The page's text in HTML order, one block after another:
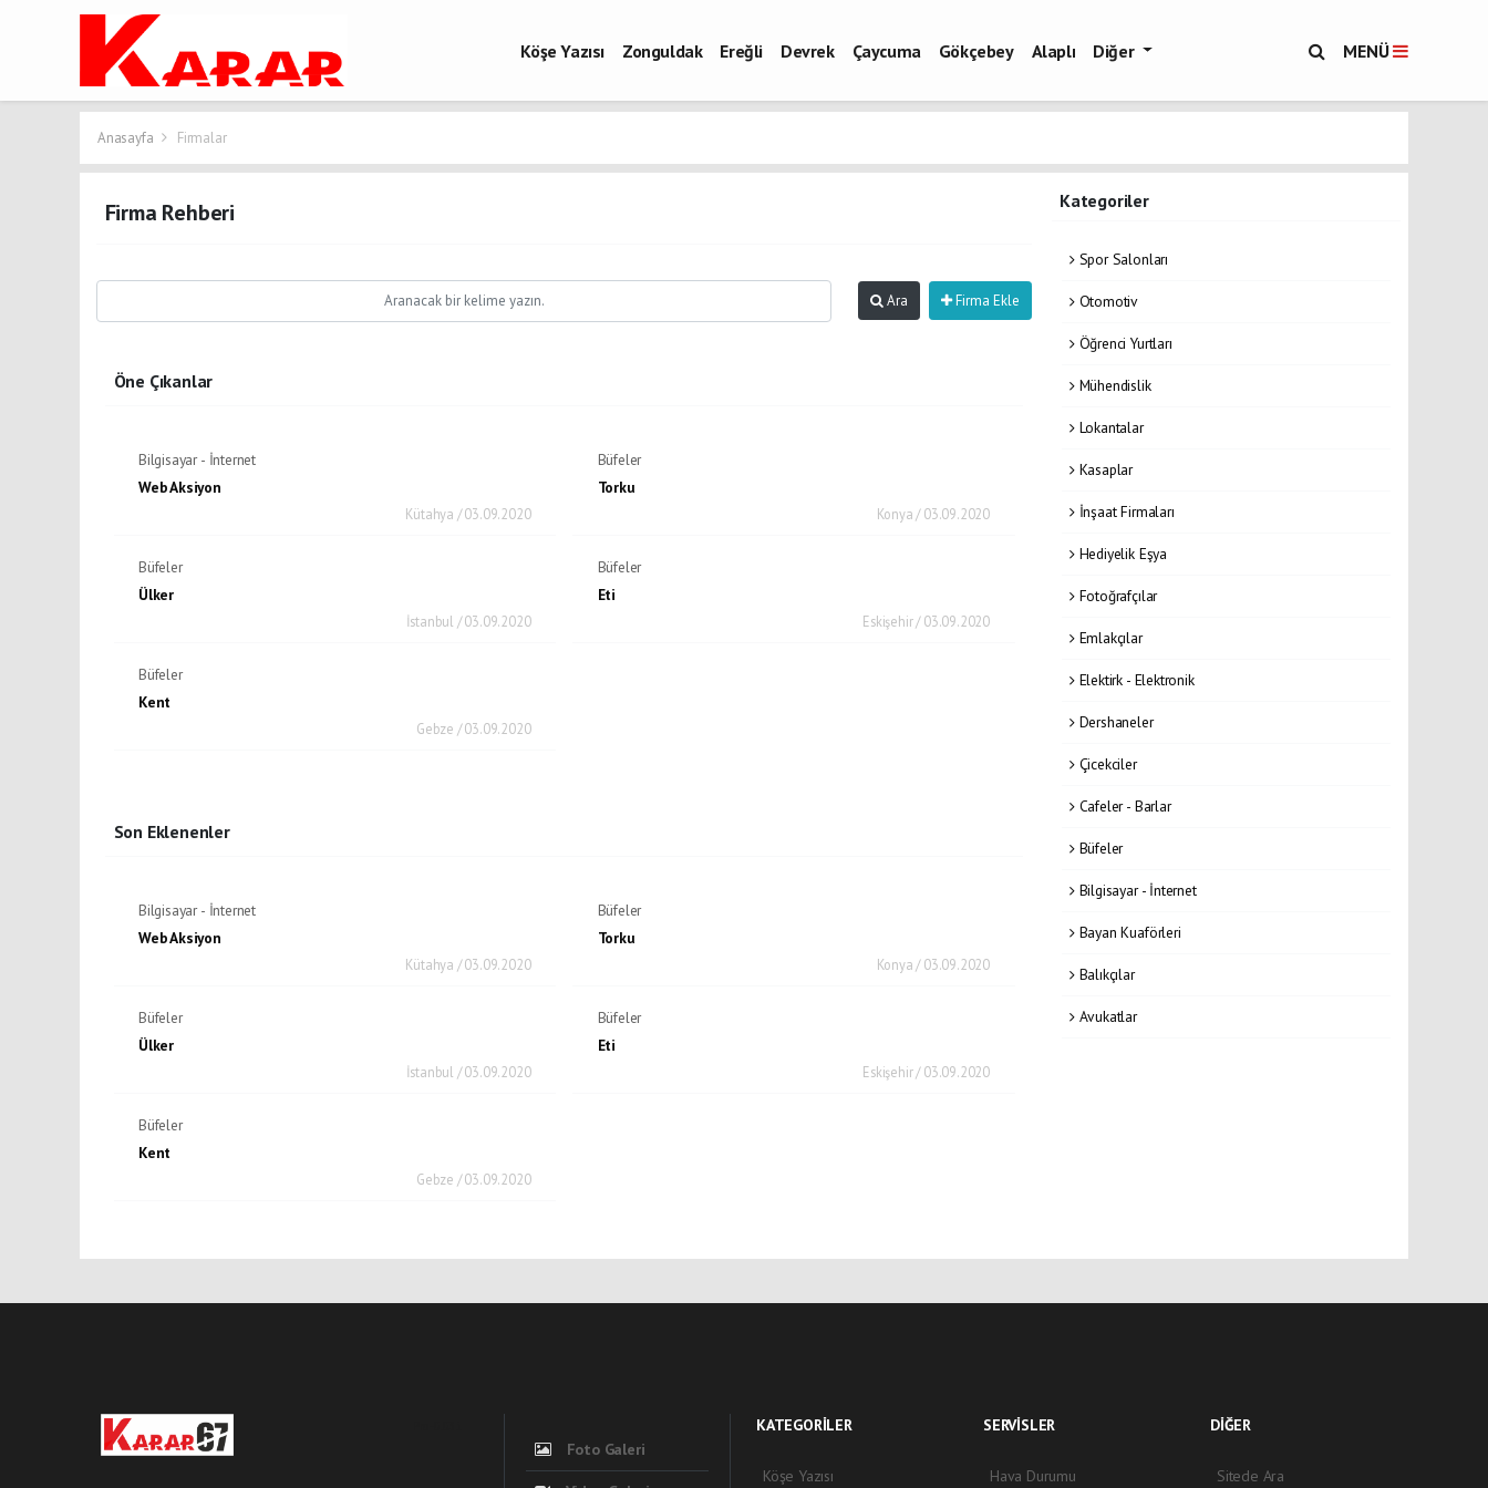
Köşe Yazısı Zonguldak Ereğli Devrek Çaycuma Gökçebey Alaplı Diğer MENÜ
Anasayfa Firmalar
Firma Rehberi
Ara Firma Ekle
Öne Çıkanlar
Bilgisayar - İnternet
Web Aksiyon
Kütahya / 03.09.2020
Büfeler
Torku
Konya / 03.09.2020
Büfeler
Ülker
İstanbul / 03.09.2020
Büfeler
Eti
Eskişehir / 03.09.2020
Büfeler
Kent
Gebze / 03.09.2020
Son Eklenenler
Bilgisayar - İnternet
Web Aksiyon
Kütahya / 03.09.2020
Büfeler
Torku
Konya / 03.09.2020
Büfeler
Ülker
İstanbul / 03.09.2020
Büfeler
Eti
Eskişehir / 03.09.2020
Büfeler
Kent
Gebze / 03.09.2020
Kategoriler
Spor Salonları
Otomotiv
Öğrenci Yurtları
Mühendislik
Lokantalar
Kasaplar
İnşaat Firmaları
Hediyelik Eşya
Fotoğrafçılar
Emlakçılar
Elektirk - Elektronik
Dershaneler
Çicekciler
Cafeler - Barlar
Büfeler
Bilgisayar - İnternet
Bayan Kuaförleri
Balıkçılar
Avukatlar
Foto Galeri
KATEGORİLER
Köşe Yazısı
SERVİSLER
Hava Durumu
DİĞER
Sitede Ara